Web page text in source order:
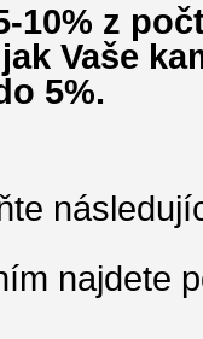
10% z
Vaše
5%.
najdete